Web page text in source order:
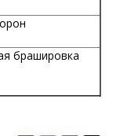
брашировка